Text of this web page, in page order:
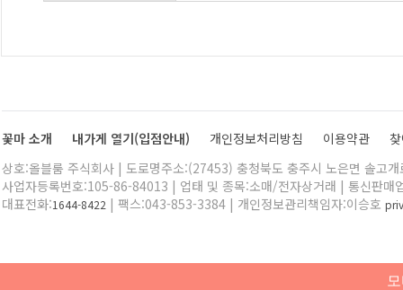
꽃마 소개 내가게 열기(입점안내) 개인정보처리방침 이용약관
상호:올블룸 주식회사 | 도로명주소:(27453) 충청북도 충주시 노은면 솔고
사업자등록번호:105-86-84013 | 업태 및 종목:소매/전자상거래 | 통신판매
대표전화:1644-8422 | 팩스:043-853-3384 | 개인정보관리책임자:이승호